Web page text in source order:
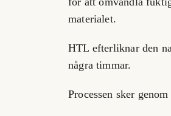
materialet.
HTL efterliknar den
några timmar.
Processen sker genom